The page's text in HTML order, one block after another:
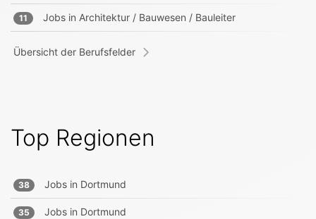
11 Jobs in Architektur / Bauwesen / Bauleiter
Übersicht der Berufsfelder
Top Regionen
38 Jobs in Dortmund
35 Jobs in Dortmund